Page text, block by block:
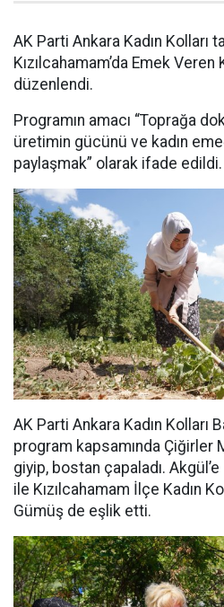
AK Parti Ankara Kadın Kolları
Kızılcahamam’da Emek Veren
düzenlendi.
Programın amacı “Toprağa
üretimin gücünü ve kadın
paylaşmak” olarak ifade edildi.
AK Parti Ankara Kadın Kolları
program kapsamında Çiğirler
giyip, bostan çapaladı. Akgül’e
ile Kızılcahamam İlçe Kadın
Gümüş de eşlik etti.